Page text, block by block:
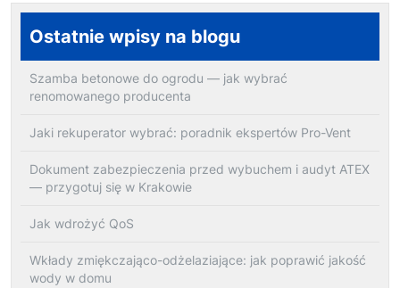
Ostatnie wpisy na blogu
Szamba betonowe do ogrodu — jak wybrać
renomowanego producenta
Jaki rekuperator wybrać: poradnik ekspertów Pro-Vent
Dokument zabezpieczenia przed wybuchem i audyt ATEX
— przygotuj się w Krakowie
Jak wdrożyć QoS
Wkłady zmiękczająco-odżelaziające: jak poprawić jakość
wody w domu